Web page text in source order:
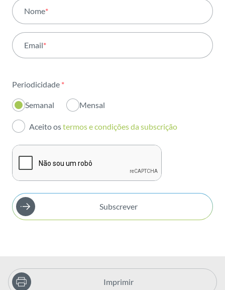
Atividade
Institucional
Inovação
Investidores
Publicações
Nome*
Email*
Periodicidade *
Semanal Mensal
Aceito ostermos e condições da subscrição
Subscrever
Imprimir